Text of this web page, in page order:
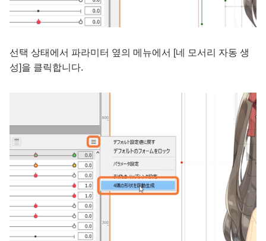
선택 상태에서 파라미터 옆의 메뉴에서 [네 모서리 자동 생
성]을 클릭합니다.